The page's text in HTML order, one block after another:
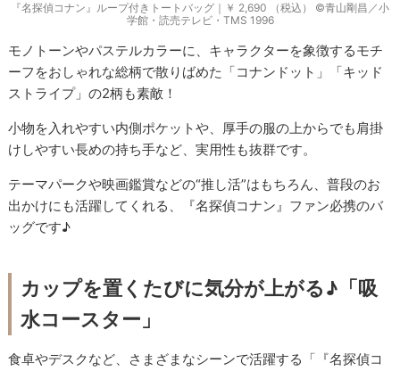
『名探偵コナン』ループ付きトートバッグ｜￥ 2,690 （税込） ©青山剛昌／小
学館・読売テレビ・TMS 1996
モノトーンやパステルカラーに、キャラクターを象徴するモチ
ーフをおしゃれな総柄で散りばめた「コナンドット」「キッド
ストライプ」の2柄も素敵！
小物を入れやすい内側ポケットや、厚手の服の上からでも肩掛
けしやすい長めの持ち手など、実用性も抜群です。
テーマパークや映画鑑賞などの“推し活”はもちろん、普段のお
出かけにも活躍してくれる、『名探偵コナン』ファン必携のバ
ッグです♪
カップを置くたびに気分が上がる♪「吸
水コースター」
食卓やデスクなど、さまざまなシーンで活躍する「『名探偵コ